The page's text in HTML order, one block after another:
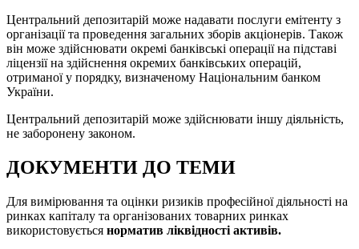
Центральний депозитарій може надавати послуги емітенту з
організації та проведення загальних зборів акціонерів. Також
він може здійснювати окремі банківські операції на підставі
ліцензії на здійснення окремих банківських операцій,
отриманої у порядку, визначеному Національним банком
України.
Центральний депозитарій може здійснювати іншу діяльність,
не заборонену законом.
ДОКУМЕНТИ ДО ТЕМИ
Для вимірювання та оцінки ризиків професійної діяльності на
ринках капіталу та організованих товарних ринках
використовується норматив ліквідності активів.